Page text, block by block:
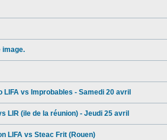
image.
LIFA vs Improbables - Samedi 20 avril
LIR (ile de la réunion) - Jeudi 25 avril
LIFA vs Steac Frit (Rouen)